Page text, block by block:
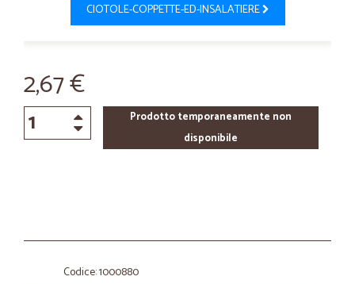
CIOTOLE-COPPETTE-ED-INSALATIERE
2,67 €
Prodotto temporaneamente non
disponibile
Codice: 1000880